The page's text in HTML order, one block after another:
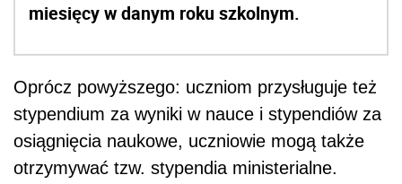
miesięcy w danym roku szkolnym.
Oprócz powyższego: uczniom przysługuje też
stypendium za wyniki w nauce i stypendiów za
osiągnięcia naukowe, uczniowie mogą także
otrzymywać tzw. stypendia ministerialne.